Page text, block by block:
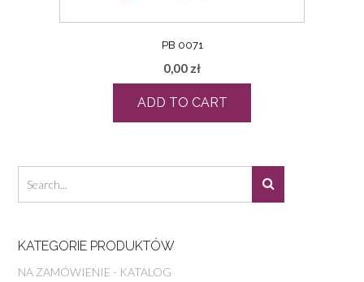
PB 0071
0,00 zł
ADD TO CART
KATEGORIE PRODUKTÓW
NA ZAMÓWIENIE - KATALOG